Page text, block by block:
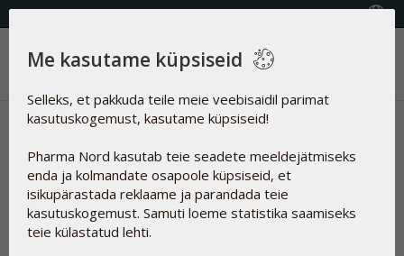
KVALITEETSED TOIDULISANDID
Menüü
Uudised | Curcumin
Artiklid
Me kasutame küpsiseid
Selleks, et pakkuda teile meie veebisaidil parimat
kasutuskogemust, kasutame küpsiseid!
Pharma Nord kasutab teie seadete meeldejätmiseks
enda ja kolmandate osapoole küpsiseid, et
isikupärastada reklaame ja parandada teie
kasutuskogemust. Samuti loeme statistika saamiseks
teie külastatud lehti.